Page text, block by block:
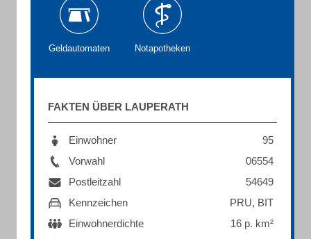
Geldautomaten Notapotheken
FAKTEN ÜBER LAUPERATH
Einwohner
95
Vorwahl
06554
Postleitzahl
54649
Kennzeichen
PRU, BIT
Einwohnerdichte
16 p. km²